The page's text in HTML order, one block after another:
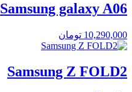
Samsung galaxy A06
10,290,000 تومان
Samsung Z FOLD2